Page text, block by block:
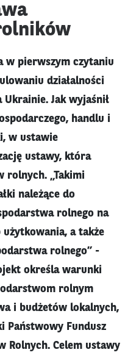
w pierwszym czytaniu
działalności
Jak wyjaśnił
handlu i
w ustawie
ustawy, która
rolnych. „Takimi
należące do
rolnego na
a także
rolnego” -
określa warunki
rolnym
i budżetów lokalnych,
Państwowy Fundusz
Rolnych. Celem ustawy